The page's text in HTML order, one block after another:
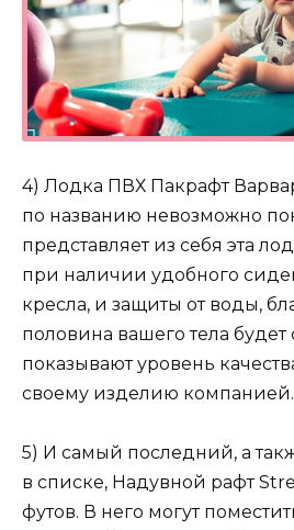
4) Лодка ПВХ Пакрафт
по названию невозможно
представляет из себя эта
при наличии удобного
кресла, и защиты от воды,
половина вашего тела будет
показывают уровень
своему изделию компанией.
5) И самый последний, а
в списке, Надувной рафт
футов. В него могут